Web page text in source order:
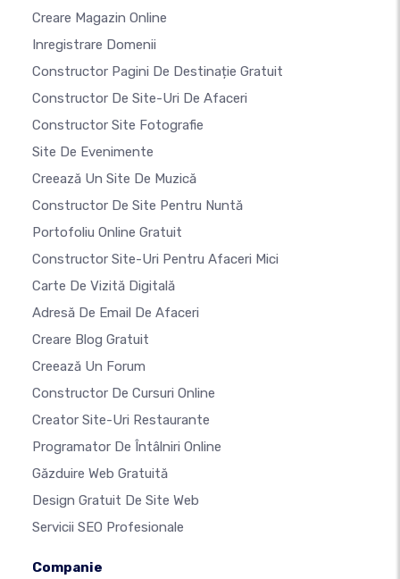
Creare Magazin Online
Inregistrare Domenii
Constructor Pagini De Destinație Gratuit
Constructor De Site-Uri De Afaceri
Constructor Site Fotografie
Site De Evenimente
Creează Un Site De Muzică
Constructor De Site Pentru Nuntă
Portofoliu Online Gratuit
Constructor Site-Uri Pentru Afaceri Mici
Carte De Vizită Digitală
Adresă De Email De Afaceri
Creare Blog Gratuit
Creează Un Forum
Constructor De Cursuri Online
Creator Site-Uri Restaurante
Programator De Întâlniri Online
Găzduire Web Gratuită
Design Gratuit De Site Web
Servicii SEO Profesionale
Companie